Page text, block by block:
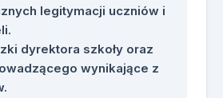
legitymacji uczniów i
dyrektora szkoły oraz
wynikające z